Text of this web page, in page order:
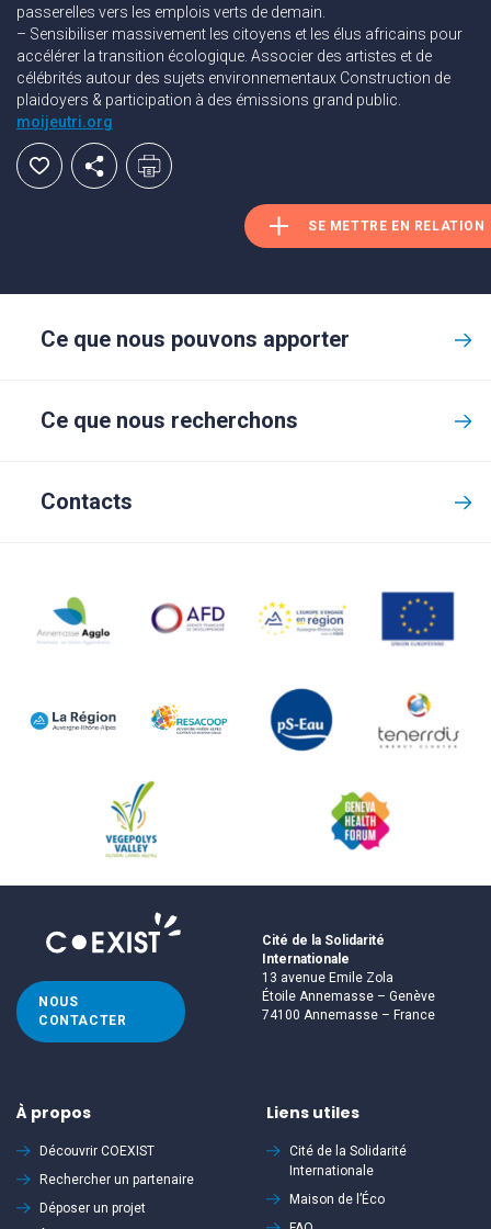
passerelles vers les emplois verts de demain.
– Sensibiliser massivement les citoyens et les élus africains pour
accélérer la transition écologique. Associer des artistes et de
célébrités autour des sujets environnementaux Construction de
plaidoyers & participation à des émissions grand public.
moijeutri.org
SE METTRE EN RELATION
Ce que nous pouvons apporter
Ce que nous recherchons
Contacts
NOUS
CONTACTER
Cité de la Solidarité
Internationale
13 avenue Emile Zola
Étoile Annemasse – Genève
74100 Annemasse – France
À propos
Découvrir COEXIST
Rechercher un partenaire
Déposer un projet
Liens utiles
Cité de la Solidarité
Internationale
Maison de l’Éco